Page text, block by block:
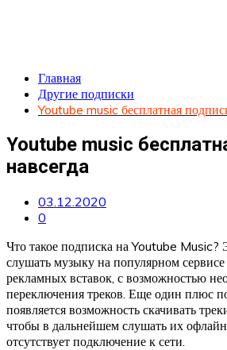
Главная
Другие подписки
Youtube music бесплатная
Youtube music
навсегда
03.12.2020
0
Что такое подписка на Youtube Music?
слушать музыку на популярном сервисе
рекламных вставок, с возможностью
переключения треков. Еще один плюс
появляется возможность скачивать
чтобы в дальнейшем слушать их офлайн
отсутствует подключение к сети.